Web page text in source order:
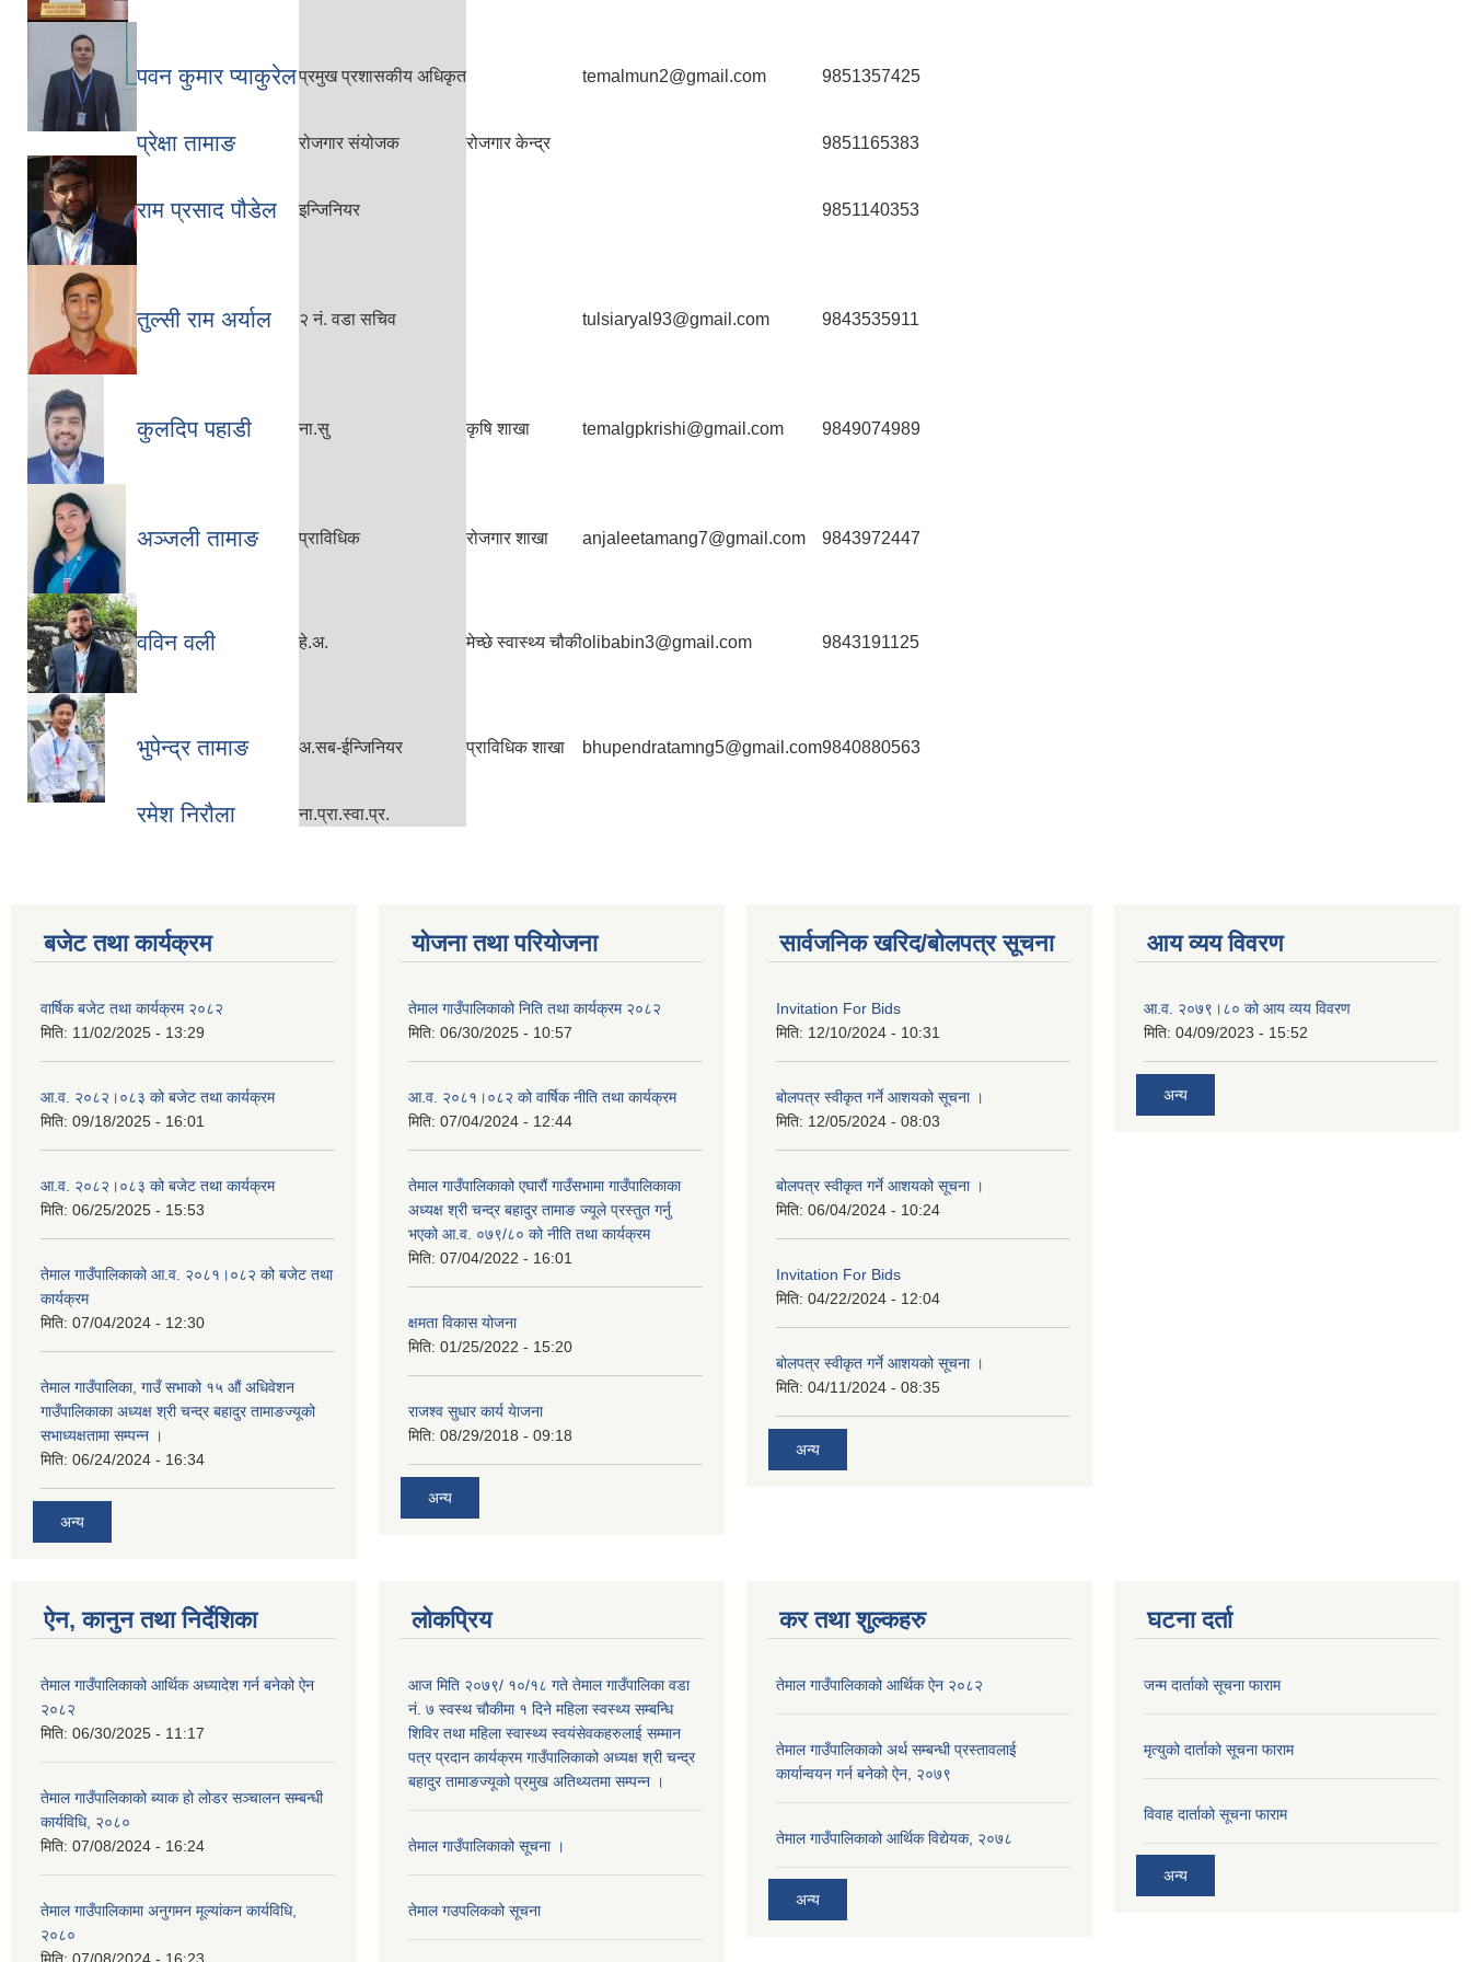
पवन कुमार प्याकुरेलप्रमुख प्रशासकीय अधिकृत temalmun2@gmail.com 9851357425
प्रेक्षा तामाङ रोजगार संयोजक रोजगार केन्द्र 9851165383
राम प्रसाद पौडेल इन्जिनियर 9851140353
तुल्सी राम अर्याल २ नं. वडा सचिव tulsiaryal93@gmail.com 9843535911
कुलदिप पहाडी ना.सु कृषि शाखा temalgpkrishi@gmail.com 9849074989
अञ्जली तामाङ प्राविधिक रोजगार शाखा anjaleetamang7@gmail.com 9843972447
वविन वली हे.अ. मेच्छे स्वास्थ्य चौकीolibabin3@gmail.com 9843191125
भुपेन्द्र तामाङ अ.सब-ईन्जिनियर प्राविधिक शाखा bhupendratamng5@gmail.com9840880563
रमेश निरौला ना.प्रा.स्वा.प्र.
बजेट तथा कार्यक्रम
वार्षिक बजेट तथा कार्यक्रम २०८२
मिति: 11/02/2025 - 13:29
आ.व. २०८२।०८३ को बजेट तथा कार्यक्रम
मिति: 09/18/2025 - 16:01
आ.व. २०८२।०८३ को बजेट तथा कार्यक्रम
मिति: 06/25/2025 - 15:53
तेमाल गाउँपालिकाको आ.व. २०८१।०८२ को बजेट तथा
कार्यक्रम
मिति: 07/04/2024 - 12:30
तेमाल गाउँपालिका, गाउँ सभाको १५ औं अधिवेशन
गाउँपालिकाका अध्यक्ष श्री चन्द्र बहादुर तामाङज्यूको
सभाध्यक्षतामा सम्पन्न ।
मिति: 06/24/2024 - 16:34
अन्य
योजना तथा परियोजना
तेमाल गाउँपालिकाको निति तथा कार्यक्रम २०८२
मिति: 06/30/2025 - 10:57
आ.व. २०८१।०८२ को वार्षिक नीति तथा कार्यक्रम
मिति: 07/04/2024 - 12:44
तेमाल गाउँपालिकाको एघारौं गाउँसभामा गाउँपालिकाका
अध्यक्ष श्री चन्द्र बहादुर तामाङ ज्यूले प्रस्तुत गर्नु
भएको आ.व. ०७९/८० को नीति तथा कार्यक्रम
मिति: 07/04/2022 - 16:01
क्षमता विकास योजना
मिति: 01/25/2022 - 15:20
राजश्व सुधार कार्य येाजना
मिति: 08/29/2018 - 09:18
अन्य
सार्वजनिक खरिद/बोलपत्र सूचना
Invitation For Bids
मिति: 12/10/2024 - 10:31
बोलपत्र स्वीकृत गर्ने आशयको सूचना ।
मिति: 12/05/2024 - 08:03
बोलपत्र स्वीकृत गर्ने आशयको सूचना ।
मिति: 06/04/2024 - 10:24
Invitation For Bids
मिति: 04/22/2024 - 12:04
बोलपत्र स्वीकृत गर्ने आशयको सूचना ।
मिति: 04/11/2024 - 08:35
अन्य
आय व्यय विवरण
आ.व. २०७९।८० को आय व्यय विवरण
मिति: 04/09/2023 - 15:52
अन्य
ऐन, कानुन तथा निर्देशिका
तेमाल गाउँपालिकाको आर्थिक अध्यादेश गर्न बनेको ऐन
२०८२
मिति: 06/30/2025 - 11:17
तेमाल गाउँपालिकाको ब्याक हो लोडर सञ्चालन सम्बन्धी
कार्यविधि, २०८०
मिति: 07/08/2024 - 16:24
तेमाल गाउँपालिकामा अनुगमन मूल्यांकन कार्यविधि,
२०८०
मिति: 07/08/2024 - 16:23
लोकप्रिय
आज मिति २०७९/ १०/१८ गते तेमाल गाउँपालिका वडा
नं. ७ स्वस्थ चौकीमा १ दिने महिला स्वस्थ्य सम्बन्धि
शिविर तथा महिला स्वास्थ्य स्वयंसेवकहरुलाई सम्मान
पत्र प्रदान कार्यक्रम गाउँपालिकाको अध्यक्ष श्री चन्द्र
बहादुर तामाङज्यूको प्रमुख अतिथ्यतमा सम्पन्न ।
तेमाल गाउँपालिकाको सूचना ।
तेमाल गउपलिकको सूचना
कर तथा शुल्कहरु
तेमाल गाउँपालिकाको आर्थिक ऐन २०८२
तेमाल गाउँपालिकाको अर्थ सम्बन्धी प्रस्तावलाई
कार्यान्वयन गर्न बनेको ऐन, २०७९
तेमाल गाउँपालिकाको आर्थिक विद्येयक, २०७८
अन्य
घटना दर्ता
जन्म दार्ताको सूचना फाराम
मृत्युको दार्ताको सूचना फाराम
विवाह दार्ताको सूचना फाराम
अन्य